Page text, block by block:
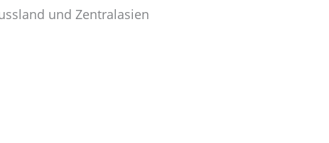
und Zentralasien